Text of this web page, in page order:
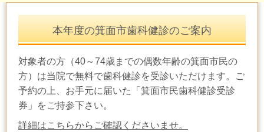
本年度の箕面市歯科健診のご案内
対象者の方（40～74歳までの偶数年齢の箕面市民の
方）は当院で無料で歯科健診を受診いただけます。
ご
予約の上、お手元に届いた「箕面市民歯科健診受診
券」をご持参下さい。
詳細はこちらからご確認くださいませ。